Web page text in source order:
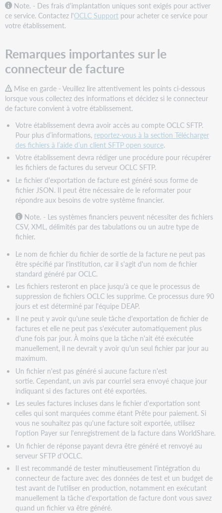
Note. - Des frais d'implantation uniques sont exigés pour activer
ce service. Contactez l'OCLC Support pour acheter ce service pour
votre établissement.
Remarques importantes sur le
connecteur de facture
Mise en garde - Veuillez lire attentivement les points ci-dessous
lorsque vous collectez des informations et décidez si le connecteur
de facture convient à votre établissement.
Votre établissement devra avoir accès au compte OCLC SFTP.
Pour plus d’informations, reportez-vous à la section Télécharger
des fichiers à l’aide d’un client SFTP open source.
Votre établissement devra rédiger une procédure pour récupérer
les fichiers de factures du serveur OCLC SFTP.
Le fichier d'exportation de facture est généré sous forme de
fichier JSON. Il peut être nécessaire de le reformater pour
répondre aux besoins de votre système financier.
Note. - Les systèmes financiers peuvent nécessiter des fichiers
CSV, XML, délimités par des tabulations ou un autre type de
fichier.
Le nom de fichier du fichier de sortie de la facture ne peut pas
être spécifié par l'institution, car il s'agit d'un nom de fichier
standard généré par OCLC.
Les fichiers resteront en place jusqu'à ce que le processus de
suppression de fichiers OCLC les supprime. Ce processus dure 90
jours et est déterminé par l'équipe DEAP.
Il ne peut y avoir qu'une seule tâche d'exportation de fichier de
factures et elle ne peut pas s'exécuter automatiquement plus
d'une fois par jour. À moins que la tâche n'ait été exécutée
manuellement, il ne devrait y avoir qu'un seul fichier par jour au
maximum.
Un fichier n'est pas généré si aucune facture n'est
sortie. Cependant, un avis par courriel sera envoyé chaque jour
indiquant si des factures ont été exportées.
Les seules factures incluses dans le fichier d'exportation sont
celles qui sont marquées comme étant Prête pour paiement. Si
vous ne souhaitez pas qu'une facture soit exportée, utilisez
l'option Payer sur l'enregistrement de la facture dans WorldShare.
Un fichier de réponse payant devra être généré et renvoyé au
serveur SFTP d'OCLC.
Il est recommandé de tester minutieusement l'intégration du
connecteur de facture avec des données de test et un budget de
test avant de l'utiliser en production, notamment en exécutant
manuellement la tâche d'exportation de facture dont vous savez
quand un fichier va être généré.